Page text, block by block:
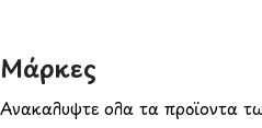
Μάρκες​
Ανακαλύψτε όλα τα προϊόντα